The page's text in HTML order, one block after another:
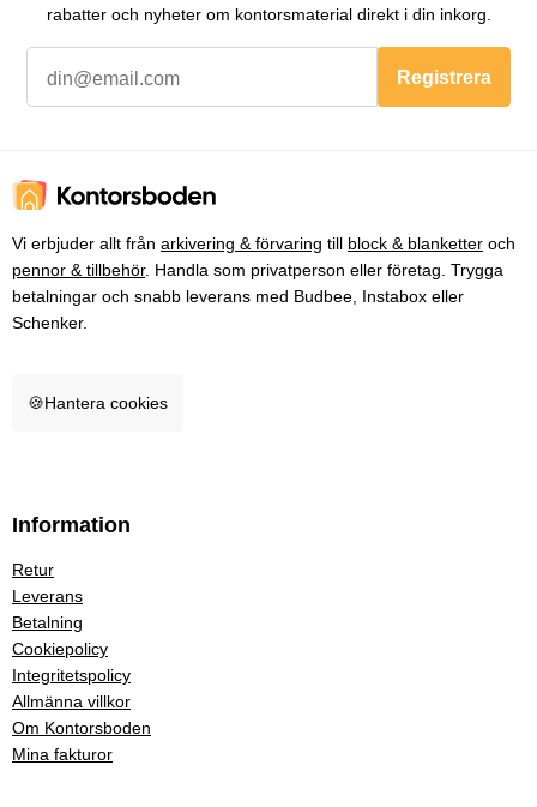
rabatter och nyheter om kontorsmaterial direkt i din inkorg.
Registrera
Vi erbjuder allt från arkivering & förvaring till block & blanketter och
pennor & tillbehör. Handla som privatperson eller företag. Trygga
betalningar och snabb leverans med Budbee, Instabox eller
Schenker.
🍪Hantera cookies
Information
Retur
Leverans
Betalning
Cookiepolicy
Integritetspolicy
Allmänna villkor
Om Kontorsboden
Mina fakturor